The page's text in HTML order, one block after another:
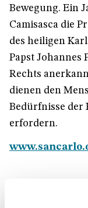
Bewegung. Ein
Camisasca die
des heiligen
Papst Johannes
Rechts
dienen den
Bedürfnisse der
erfordern.